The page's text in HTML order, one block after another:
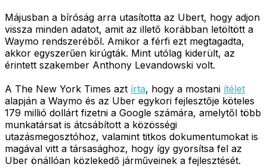
Májusban a bíróság arra utasította az Ubert, hogy adjon
vissza minden adatot, amit az illető korábban letöltött a
Waymo rendszeréből. Amikor a férfi ezt megtagadta,
akkor egyszerűen kirúgták. Mint utólag kiderült, az
érintett szakember Anthony Levandowski volt.
A The New York Times azt írta, hogy a mostani ítélet
alapján a Waymo és az Uber egykori fejlesztője köteles
179 millió dollárt fizetni a Google számára, amelytől több
munkatársat is átcsábított a közösségi
utazásmegosztóhoz, valamint titkos dokumentumokat is
magával vitt a társasághoz, hogy így gyorsítsa fel az
Uber önállóan közlekedő járműveinek a fejlesztését.